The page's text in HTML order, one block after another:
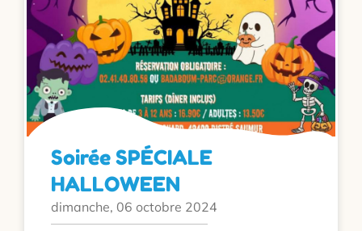
Soirée SPÉCIALE
HALLOWEEN
dimanche, 06 octobre 2024